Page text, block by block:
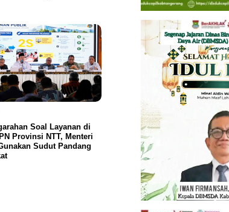
Soal Layanan di
Provinsi NTT, Menteri
Sudut Pandang